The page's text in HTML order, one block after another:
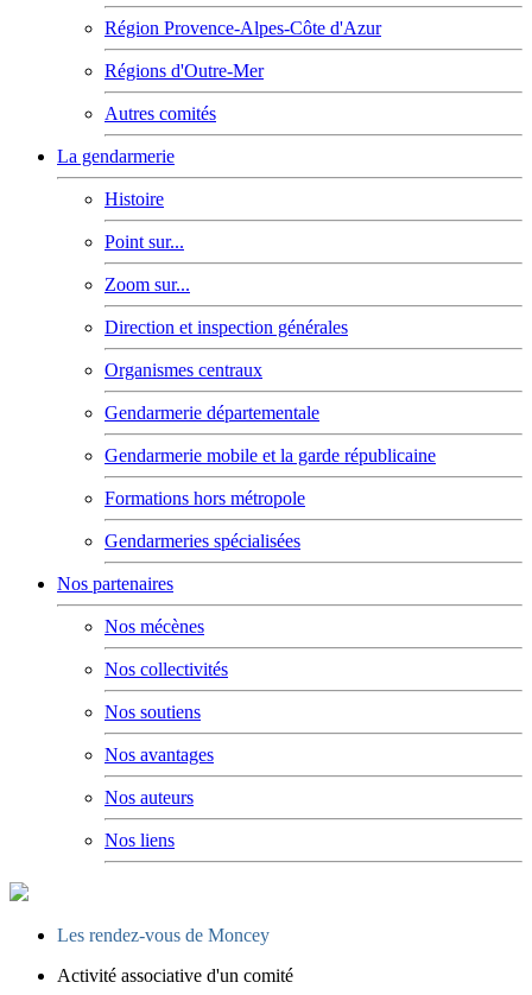
Région Provence-Alpes-Côte d'Azur
Régions d'Outre-Mer
Autres comités
La gendarmerie
Histoire
Point sur...
Zoom sur...
Direction et inspection générales
Organismes centraux
Gendarmerie départementale
Gendarmerie mobile et la garde républicaine
Formations hors métropole
Gendarmeries spécialisées
Nos partenaires
Nos mécènes
Nos collectivités
Nos soutiens
Nos avantages
Nos auteurs
Nos liens
Les rendez-vous de Moncey
Activité associative d'un comité